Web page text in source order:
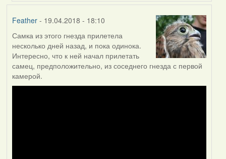
Feather- 19.04.2018 - 18:10
Самка из этого гнезда прилетела
несколько дней назад, и пока одинока.
Интересно, что к ней начал прилетать
самец, предположительно, из соседнего гнезда с первой
камерой.